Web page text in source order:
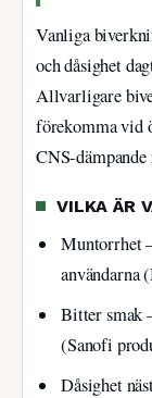
Vanliga
och dåsighet
Allvarligare
förekomma vid
CNS-dämpande
VILKA ÄR
Muntorrhet
användarna
Bitter smak
(Sanofi
Dåsighet